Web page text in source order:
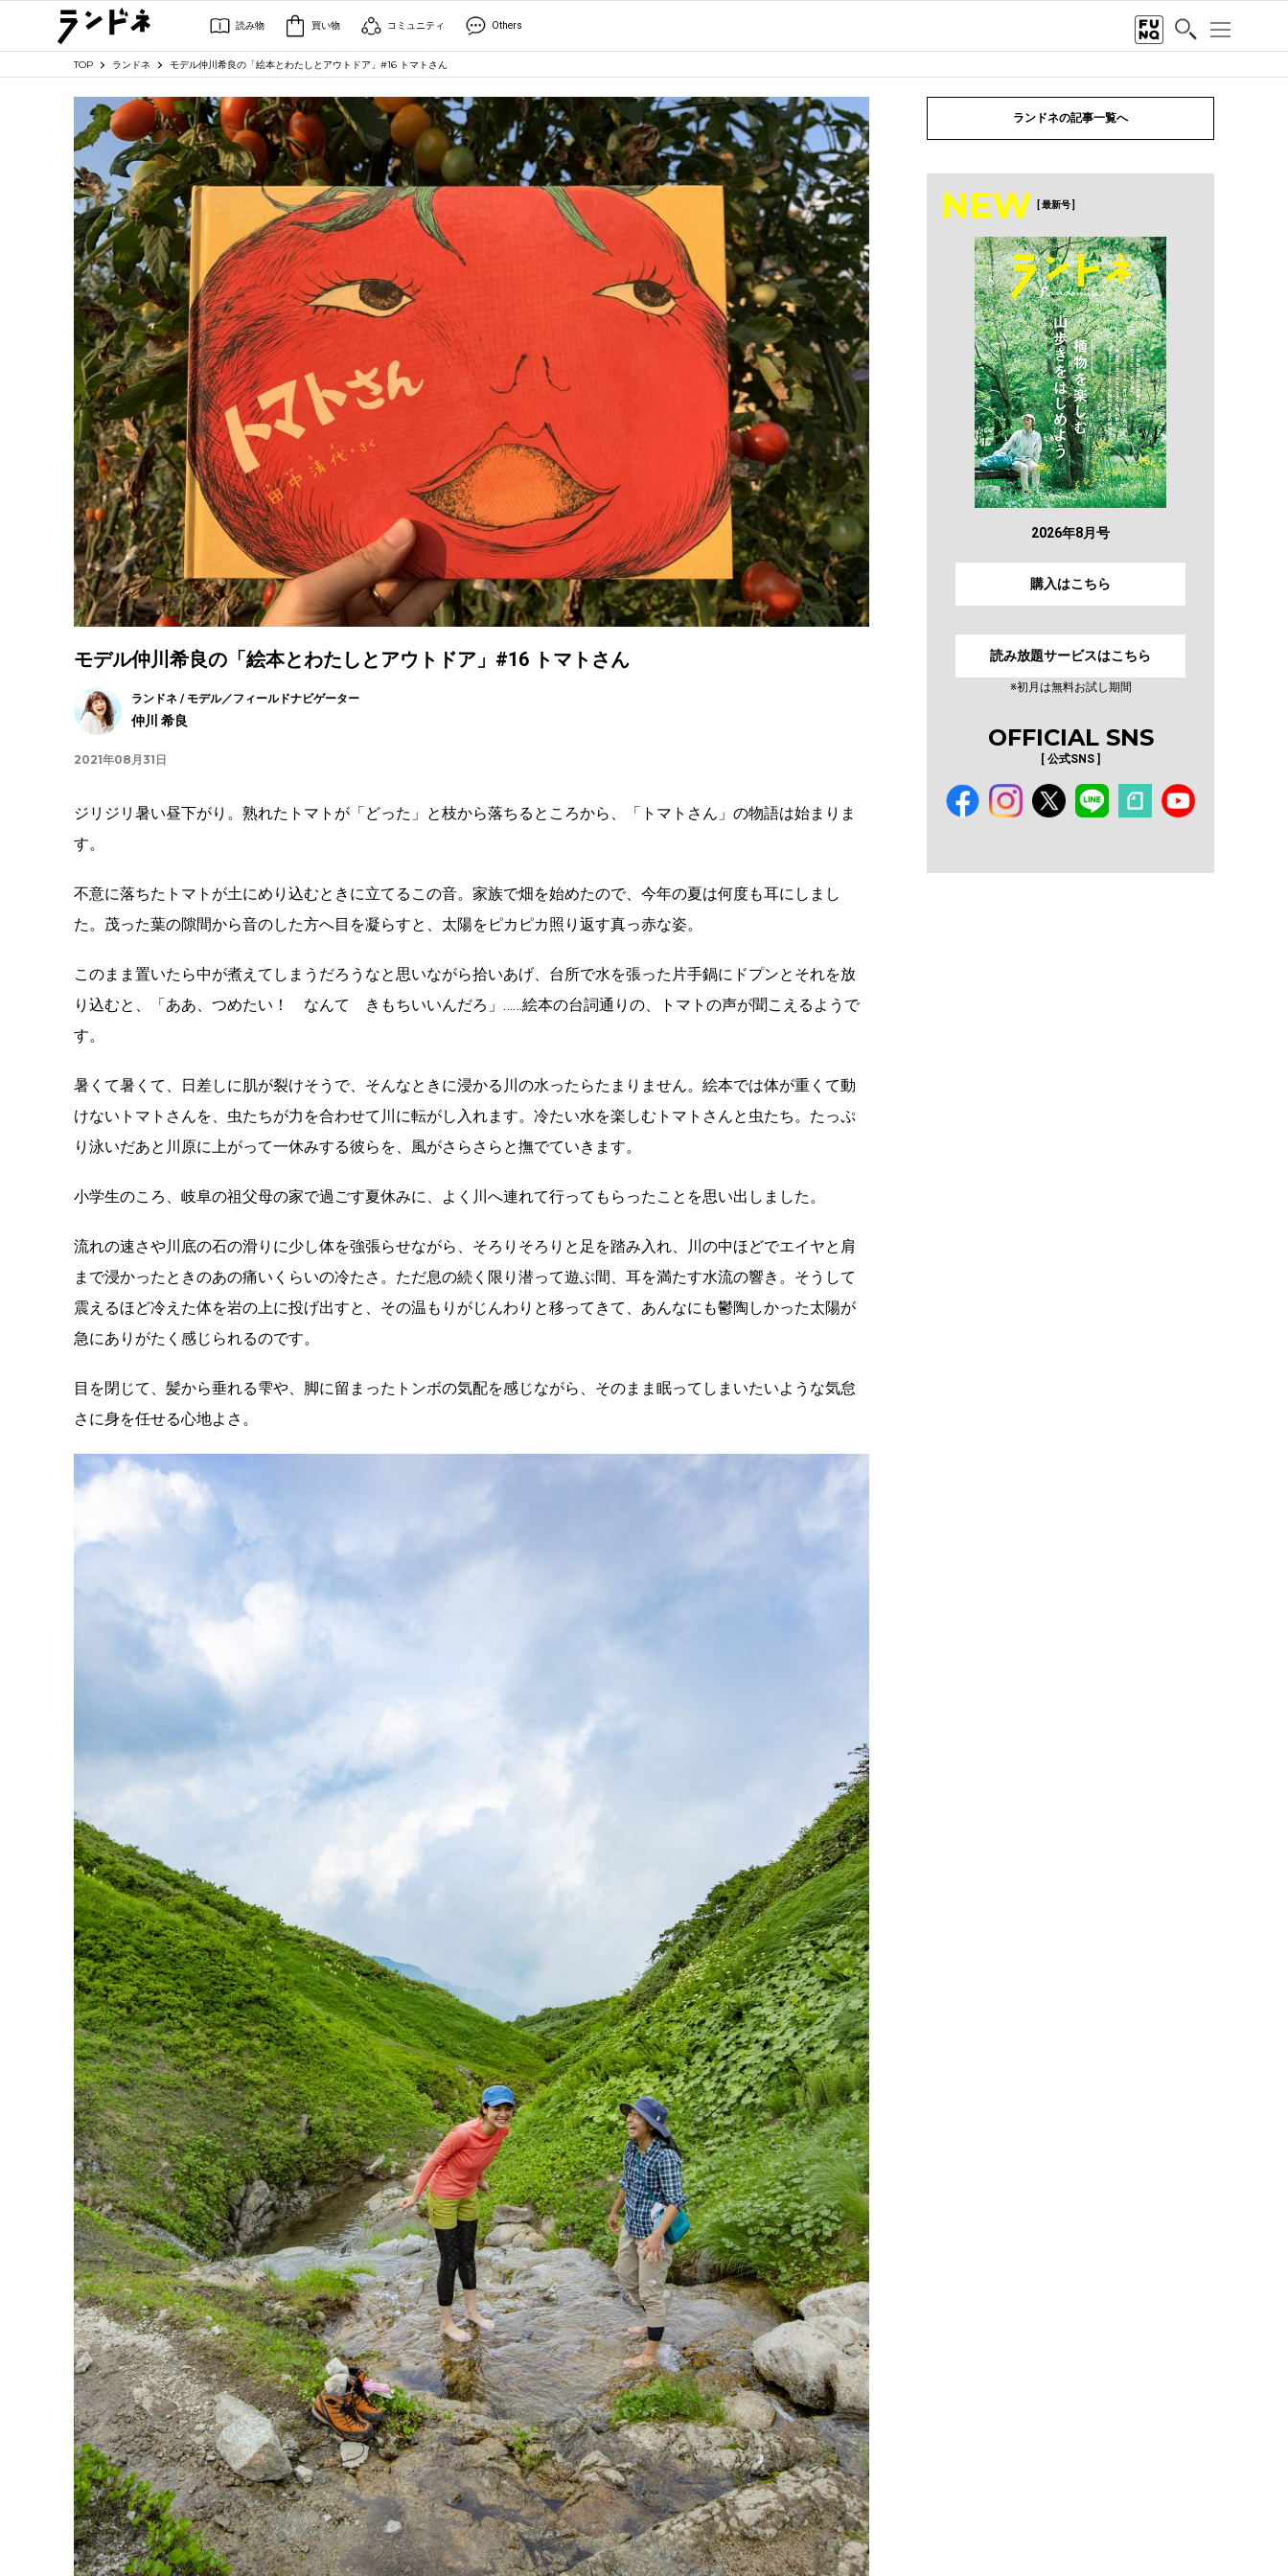
読み物 買い物 コミュニティ Others
TOP ランドネ モデル仲川希良の「絵本とわたしとアウトドア」#16 トマトさん
モデル仲川希良の「絵本とわたしとアウトドア」#16 トマトさん
ランドネ / モデル／フィールドナビゲーター
仲川 希良
2021年08月31日
ジリジリ暑い昼下がり。熟れたトマトが「どった」 と枝から落ちるところから、「トマトさん」の物語は始まりま
す。
不意に落ちたトマトが土にめり込むときに立てるこの音。 家族で畑を始めたので、今年の夏は何度も耳にしまし
た。 茂った葉の隙間から音のした方へ目を凝らすと、 太陽をピカピカ照り返す真っ赤な姿。
このまま置いたら中が煮えてしまうだろうなと思いながら拾いあげ、台所で水を張った片手鍋にドプンとそれを放
り込むと、「ああ、 つめたい！ なんて きもちいいんだろ」……絵本の台詞通りの、
トマトの声が聞こえるようで
す。
暑くて暑くて、日差しに肌が裂けそうで、 そんなときに浸かる川の水ったらたまりません。 絵本では体が重くて動
けないトマトさんを、 虫たちが力を合わせて川に転がし入れます。 冷たい水を楽しむトマトさんと虫たち。 たっぷ
り泳いだあと川原に上がって一休みする彼らを、 風がさらさらと撫でていきます。
小学生のころ、岐阜の祖父母の家で過ごす夏休みに、 よく川へ連れて行ってもらったことを思い出しました。
流れの速さや川底の石の滑りに少し体を強張らせながら、 そろりそろりと足を踏み入れ、
川の中ほどでエイヤと肩
まで浸かったときのあの痛いくらいの冷た さ。ただ息の続く限り潜って遊ぶ間、耳を満たす水流の響き。 そうして
震えるほど冷えた体を岩の上に投げ出すと、 その温もりがじんわりと移ってきて、 あんなにも鬱陶しかった太陽が
急にありがたく感じられるのです。
目を閉じて、髪から垂れる雫や、 脚に留まったトンボの気配を感じながら、 そのまま眠ってしまいたいような気怠
さに身を任せる心地よさ。
ランドネの記事一覧へ
NEW [ 最新号 ]
2026年8月号
購入はこちら
読み放題サービスはこちら
※初月は無料お試し期間
OFFICIAL SNS
[ 公式SNS ]